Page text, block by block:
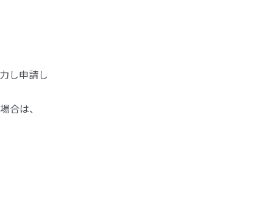
し申請し
合は、